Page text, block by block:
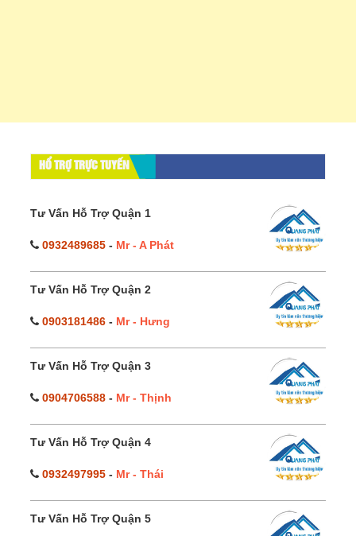
HỔ TRỢ TRỰC TUYẾN
Tư Vấn Hỗ Trợ Quận 1
0932489685 - Mr - A Phát
Tư Vấn Hỗ Trợ Quận 2
0903181486 - Mr - Hưng
Tư Vấn Hỗ Trợ Quận 3
0904706588 - Mr - Thịnh
Tư Vấn Hỗ Trợ Quận 4
0932497995 - Mr - Thái
Tư Vấn Hỗ Trợ Quận 5